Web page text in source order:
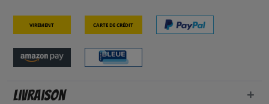
Virement Carte de crédit
Livraison